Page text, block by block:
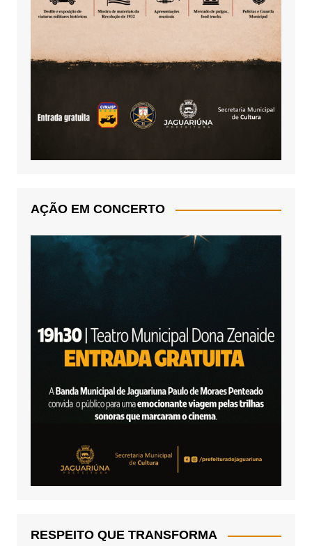
AÇÃO EM CONCERTO
RESPEITO QUE TRANSFORMA